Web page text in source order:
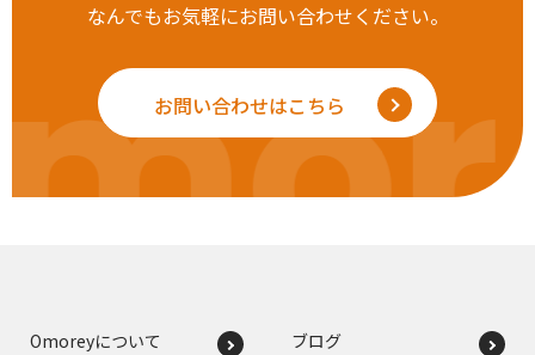
なんでもお気軽にお問い合わせください。
お問い合わせはこちら
Omoreyについて ブログ